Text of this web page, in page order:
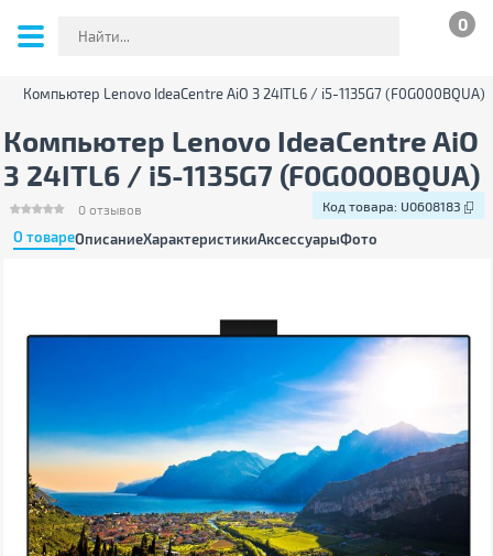
0
Компьютер Lenovo IdeaCentre AiO 3 24ITL6 / i5-1135G7 (F0G000BQUA)
Компьютер Lenovo IdeaCentre AiO
3 24ITL6 / i5-1135G7 (F0G000BQUA)
О товареОписаниеХарактеристикиАксессуарыФото
0отзывов Код товара: U0608183